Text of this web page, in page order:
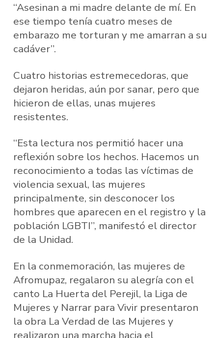
“Asesinan a mi madre delante de mí. En
ese tiempo tenía cuatro meses de
embarazo me torturan y me amarran a su
cadáver”.
Cuatro historias estremecedoras, que
dejaron heridas, aún por sanar, pero que
hicieron de ellas, unas mujeres
resistentes.
“Esta lectura nos permitió hacer una
reflexión sobre los hechos. Hacemos un
reconocimiento a todas las víctimas de
violencia sexual, las mujeres
principalmente, sin desconocer los
hombres que aparecen en el registro y la
población LGBTI”, manifestó el director
de la Unidad.
En la conmemoración, las mujeres de
Afromupaz, regalaron su alegría con el
canto La Huerta del Perejil, la Liga de
Mujeres y Narrar para Vivir presentaron
la obra La Verdad de las Mujeres y
realizaron una marcha hacia el